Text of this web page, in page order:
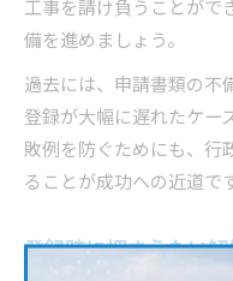
工事を請け負うことがで
備を進めましょう。
過去には、申請書類の不
登録が大幅に遅れたケー
敗例を防ぐためにも、行
ることが成功への近道で
登録時に押さえたい